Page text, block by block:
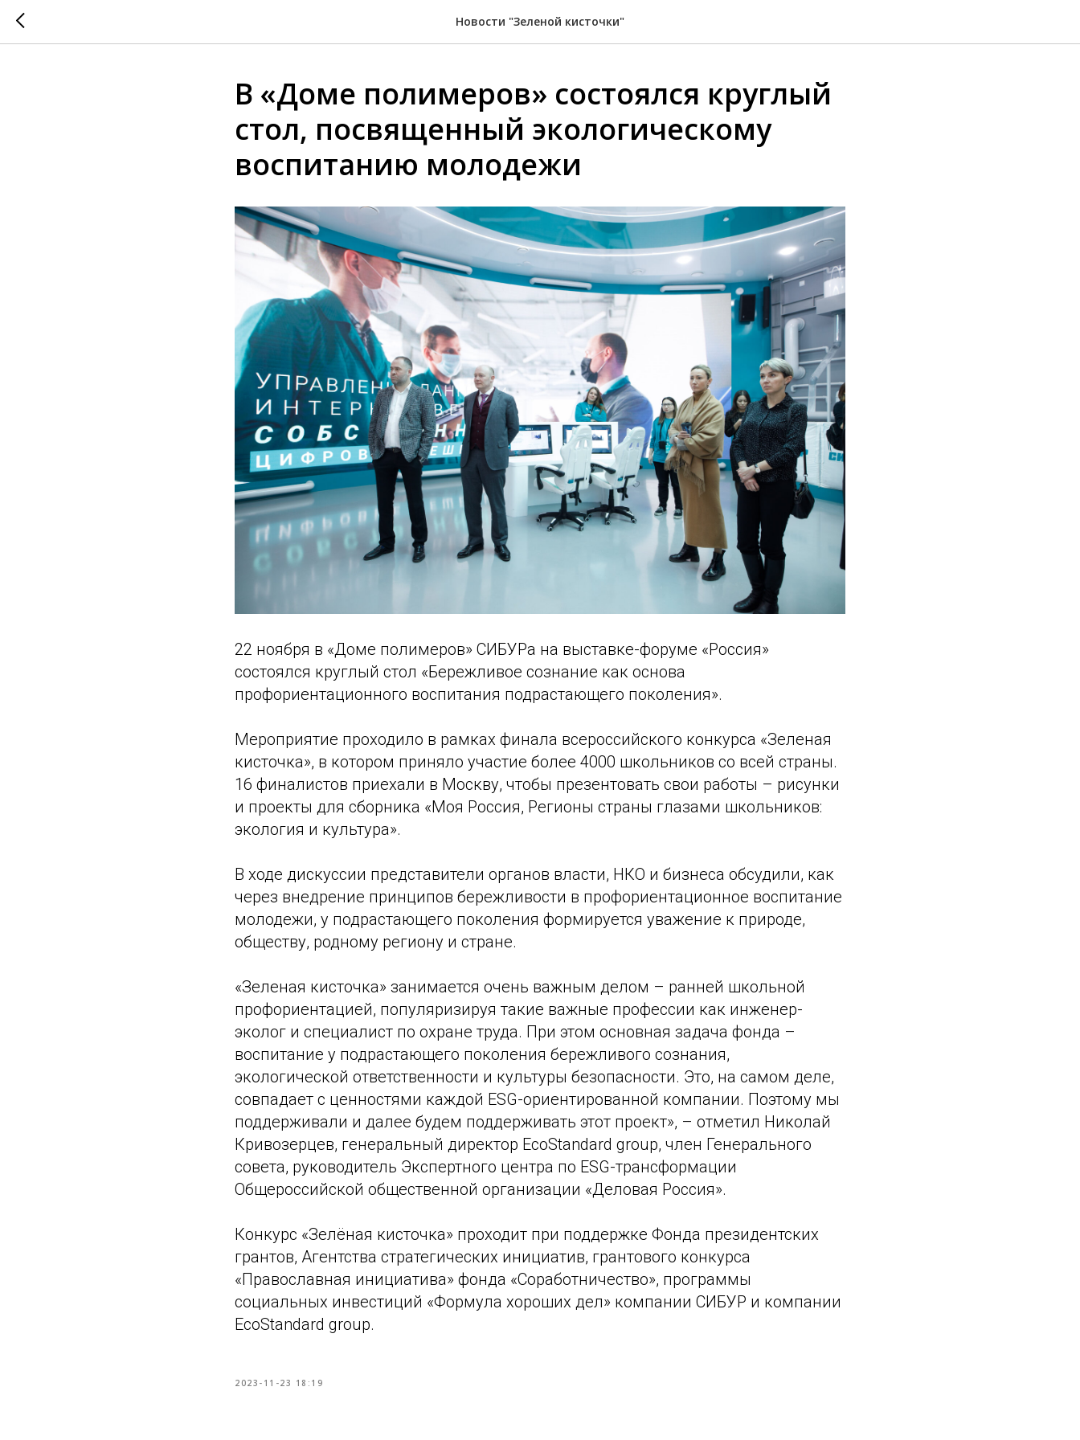
Новости "Зеленой кисточки"
В «Доме полимеров» состоялся круглый
стол, посвященный экологическому
воспитанию молодежи
22 ноября в «Доме полимеров» СИБУРа на выставке-форуме «Россия»
состоялся круглый стол «Бережливое сознание как основа
профориентационного воспитания подрастающего поколения».
Мероприятие проходило в рамках финала всероссийского конкурса «Зеленая
кисточка», в котором приняло участие более 4000 школьников со всей страны.
16 финалистов приехали в Москву, чтобы презентовать свои работы – рисунки
и проекты для сборника «Моя Россия, Регионы страны глазами школьников:
экология и культура».
В ходе дискуссии представители органов власти, НКО и бизнеса обсудили, как
через внедрение принципов бережливости в профориентационное воспитание
молодежи, у подрастающего поколения формируется уважение к природе,
обществу, родному региону и стране.
«Зеленая кисточка» занимается очень важным делом – ранней школьной
профориентацией, популяризируя такие важные профессии как инженер-
эколог и специалист по охране труда. При этом основная задача фонда –
воспитание у подрастающего поколения бережливого сознания,
экологической ответственности и культуры безопасности. Это, на самом деле,
совпадает с ценностями каждой ESG-ориентированной компании. Поэтому мы
поддерживали и далее будем поддерживать этот проект», – отметил Николай
Кривозерцев, генеральный директор EcoStandard group, член Генерального
совета, руководитель Экспертного центра по ESG-трансформации
Общероссийской общественной организации «Деловая Россия».
Конкурс «Зелёная кисточка» проходит при поддержке Фонда президентских
грантов, Агентства стратегических инициатив, грантового конкурса
«Православная инициатива» фонда «Соработничество», программы
социальных инвестиций «Формула хороших дел» компании СИБУР и компании
EcoStandard group.
2023-11-23 18:19